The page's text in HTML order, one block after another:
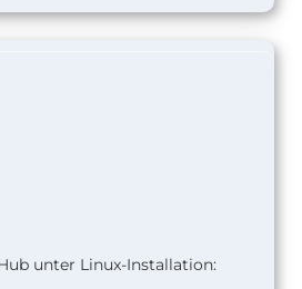
unter Linux-Installation: